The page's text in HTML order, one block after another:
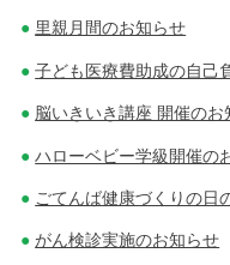
里親月間のお知らせ
子ども医療費助成の自己
脳いきいき講座 開催のお
ハローベビー学級開催の
ごてんば健康づくりの日
がん検診実施のお知らせ